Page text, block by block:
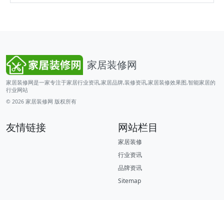
家居装修网
家居装修网是一家专注于家居行业资讯,家居品牌,装修资讯,家居装修效果图,智能家居的
行业网站
© 2026 家居装修网 版权所有
友情链接 网站栏目
家居装修
行业资讯
品牌资讯
Sitemap